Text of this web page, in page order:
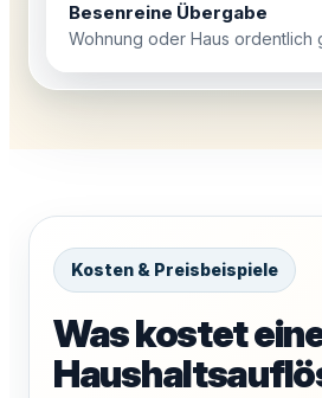
Besenreine Übergabe
Wohnung oder Haus ordentlich
Kosten & Preisbeispiele
Was kostet